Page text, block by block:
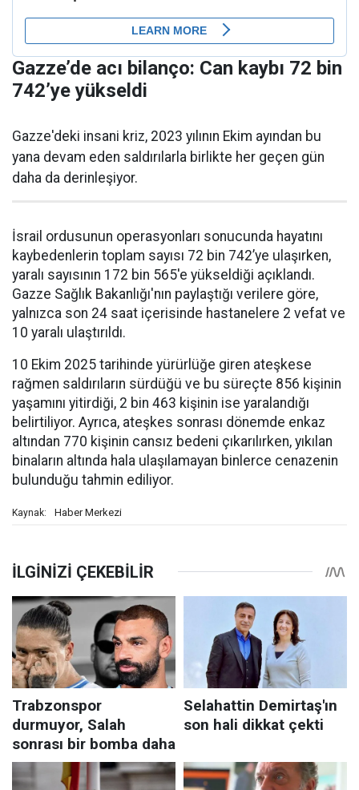
Gazze’de acı bilanço: Can kaybı 72 bin
742’ye yükseldi
Gazze'deki insani kriz, 2023 yılının Ekim ayından bu
yana devam eden saldırılarla birlikte her geçen gün
daha da derinleşiyor.
İsrail ordusunun operasyonları sonucunda hayatını
kaybedenlerin toplam sayısı 72 bin 742’ye ulaşırken,
yaralı sayısının 172 bin 565'e yükseldiği açıklandı.
Gazze Sağlık Bakanlığı'nın paylaştığı verilere göre,
yalnızca son 24 saat içerisinde hastanelere 2 vefat ve
10 yaralı ulaştırıldı.
10 Ekim 2025 tarihinde yürürlüğe giren ateşkese
rağmen saldırıların sürdüğü ve bu süreçte 856 kişinin
yaşamını yitirdiği, 2 bin 463 kişinin ise yaralandığı
belirtiliyor. Ayrıca, ateşkes sonrası dönemde enkaz
altından 770 kişinin cansız bedeni çıkarılırken, yıkılan
binaların altında hala ulaşılamayan binlerce cenazenin
bulunduğu tahmin ediliyor.
Kaynak: Haber Merkezi